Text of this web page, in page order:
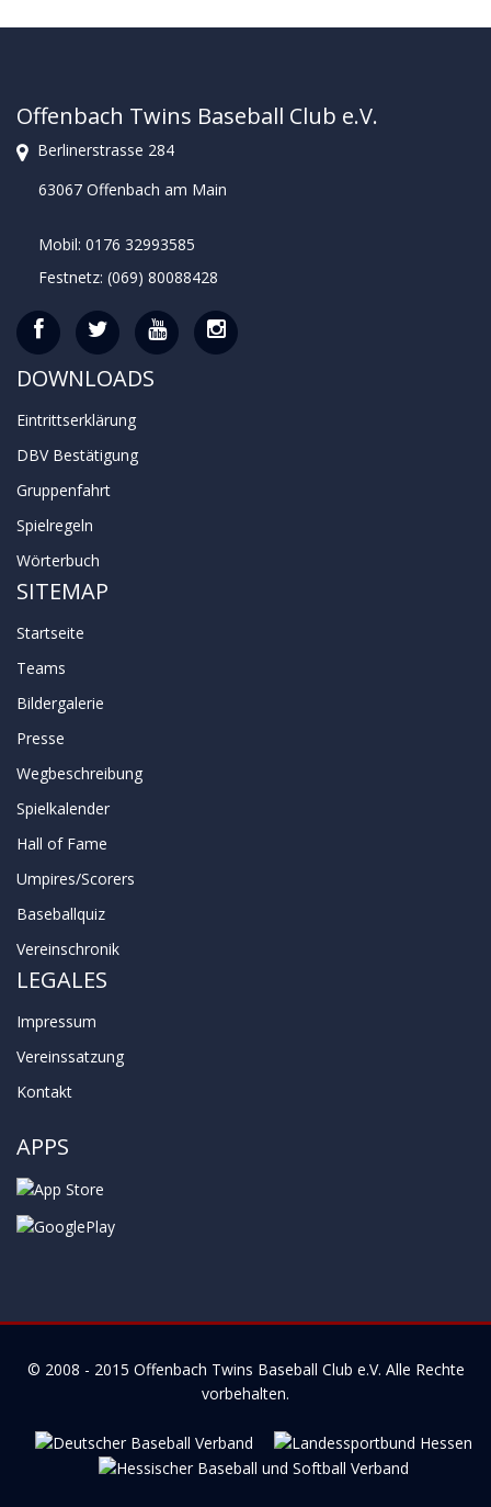
Offenbach Twins Baseball Club e.V.
Berlinerstrasse 284
63067 Offenbach am Main
Mobil: 0176 32993585
Festnetz: (069) 80088428
DOWNLOADS
Eintrittserklärung
DBV Bestätigung
Gruppenfahrt
Spielregeln
Wörterbuch
SITEMAP
Startseite
Teams
Bildergalerie
Presse
Wegbeschreibung
Spielkalender
Hall of Fame
Umpires/Scorers
Baseballquiz
Vereinschronik
LEGALES
Impressum
Vereinssatzung
Kontakt
APPS
© 2008 - 2015 Offenbach Twins Baseball Club e.V. Alle Rechte
vorbehalten.